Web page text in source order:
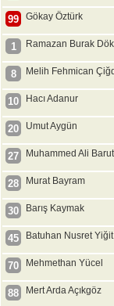
99 Gökay Öztürk
1 Ramazan Burak
8 Melih Fehmican
10 Hacı Adanur
20 Umut Aygün
27 Muhammed Ali
28 Murat Bayram
30 Barış Kaymak
45 Batuhan Nusret Yiğit
70 Mehmethan Yücel
88 Mert Arda Açıkgöz